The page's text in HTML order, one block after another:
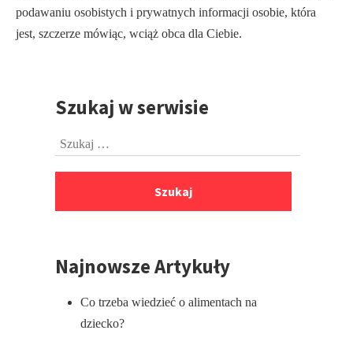
podawaniu osobistych i prywatnych informacji osobie, która
jest, szczerze mówiąc, wciąż obca dla Ciebie.
PrzejdźSzukaj w serwisie
Szukaj:
Najnowsze Artykuły
Co trzeba wiedzieć o alimentach na
dziecko?